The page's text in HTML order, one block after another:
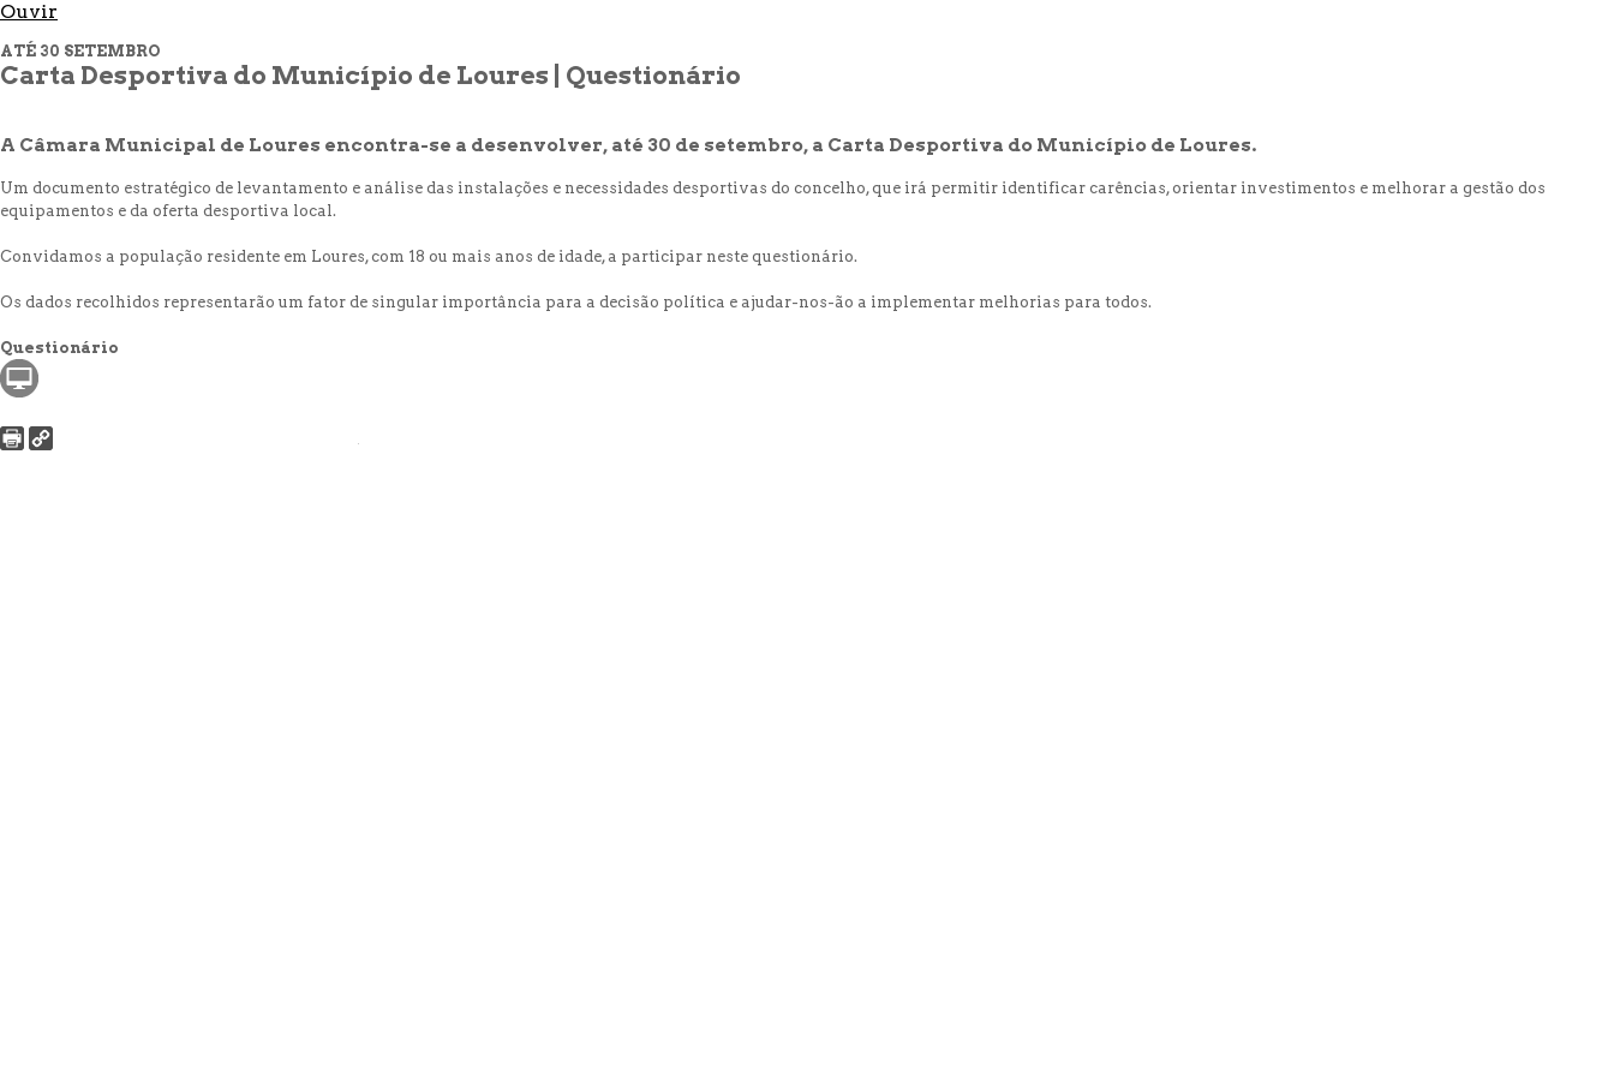
Ouvir
ATÉ 30 SETEMBRO
Carta Desportiva do Município de Loures | Questionário
A Câmara Municipal de Loures encontra-se a desenvolver, até 30 de setembro, a Carta Desportiva do Município de Loures.
Um documento estratégico de levantamento e análise das instalações e necessidades desportivas do concelho, que irá permitir identificar carências, orientar investimentos e melhorar a gestão dos
equipamentos e da oferta desportiva local.
Convidamos a população residente em Loures, com 18 ou mais anos de idade, a participar neste questionário.
Os dados recolhidos representarão um fator de singular importância para a decisão política e ajudar-nos-ão a implementar melhorias para todos.
Questionário